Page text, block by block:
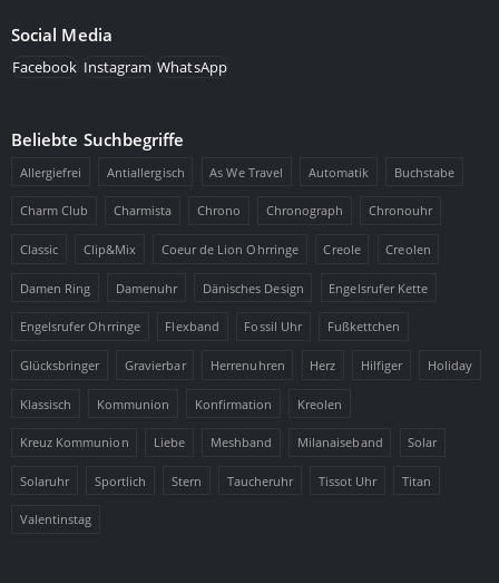
Social Media
Facebook Instagram WhatsApp
Beliebte Suchbegriffe
Allergiefrei Antiallergisch As We Travel Automatik Buchstabe
Charm Club Charmista Chrono Chronograph Chronouhr
Classic Clip&Mix Coeur de Lion Ohrringe Creole Creolen
Damen Ring Damenuhr Dänisches Design Engelsrufer Kette
Engelsrufer Ohrringe Flexband Fossil Uhr Fußkettchen
Glücksbringer Gravierbar Herrenuhren Herz Hilfiger Holiday
Klassisch Kommunion Konfirmation Kreolen
Kreuz Kommunion Liebe Meshband Milanaiseband Solar
Solaruhr Sportlich Stern Taucheruhr Tissot Uhr Titan
Valentinstag